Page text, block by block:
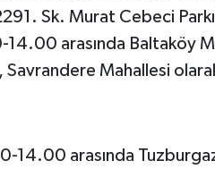
Sk. Murat Cebeci
arasında Baltaköy
Savrandere Mahallesi
14.00 arasında